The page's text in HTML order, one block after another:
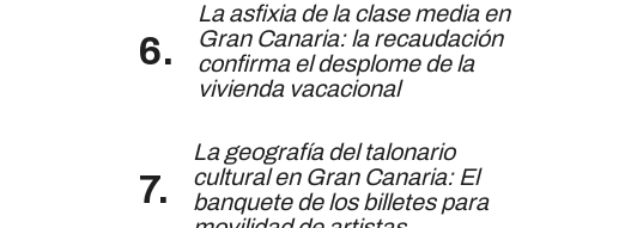
La asfixia de la clase media en
Gran Canaria: la recaudación
confirma el desplome de la
vivienda vacacional
La geografía del talonario
cultural en Gran Canaria: El
banquete de los billetes para